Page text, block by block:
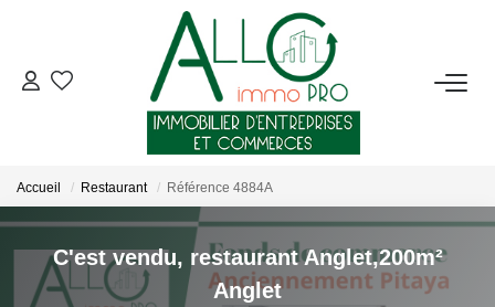
ACHETER
LOUER
NOTRE AGENCE
Qui Sommes-Nous ?
Accueil Restaurant Référence 4884A
C'est vendu, restaurant Anglet,200m²
Anglet